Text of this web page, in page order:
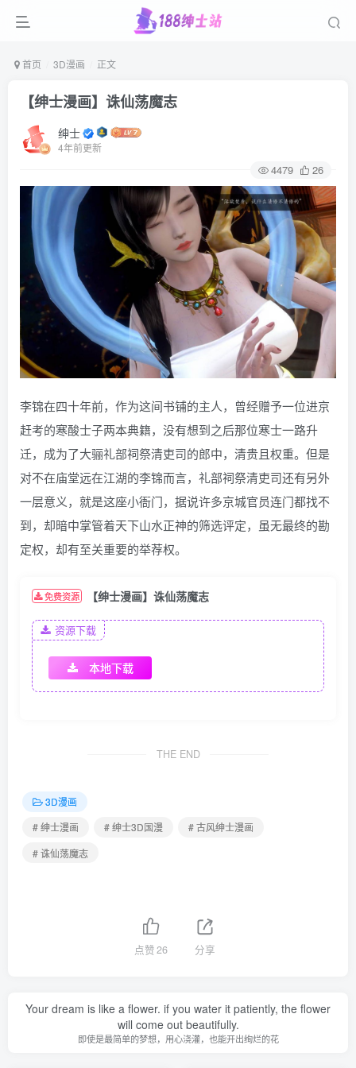
首页 3D漫画 正文
【绅士漫画】诛仙荡魔志
绅士
4年前更新
4479 26
李锦在四十年前，作为这间书铺的主人，曾经赠予一位进京
赶考的寒酸士子两本典籍，没有想到之后那位寒士一路升
迁，成为了大骊礼部祠祭清吏司的郎中，清贵且权重。但是
对不在庙堂远在江湖的李锦而言，礼部祠祭清吏司还有另外
一层意义，就是这座小衙门，据说许多京城官员连门都找不
到，却暗中掌管着天下山水正神的筛选评定，虽无最终的勘
定权，却有至关重要的举荐权。
免费资源 【绅士漫画】诛仙荡魔志
资源下载
本地下载
THE END
3D漫画
# 绅士漫画
# 绅士3D国漫
# 古风绅士漫画
# 诛仙荡魔志
点赞26 分享
Your dream is like a flower. if you water it patiently, the flower
will come out beautifully.
即使是最简单的梦想，用心浇灌，也能开出绚烂的花